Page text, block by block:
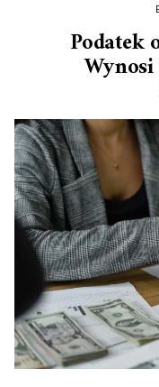
Podatek